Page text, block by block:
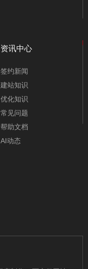
资讯中心
签约新闻
建站知识
优化知识
常见问题
帮助文档
AI动态